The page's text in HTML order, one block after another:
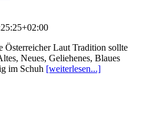
Österreicher Laut Tradition sollte
Neues, Geliehenes, Blaues
im Schuh [weiterlesen...]